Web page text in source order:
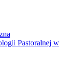
Pastoralnej w